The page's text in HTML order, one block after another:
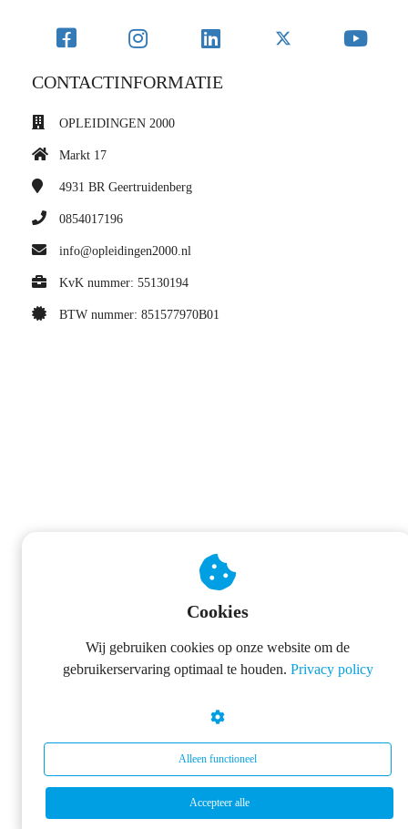
CONTACTINFORMATIE
OPLEIDINGEN 2000
Markt 17
4931 BR Geertruidenberg
0854017196
info@opleidingen2000.nl
KvK nummer: 55130194
BTW nummer: 851577970B01
Cookies
Wij gebruiken cookies op onze website om de
gebruikerservaring optimaal te houden. Privacy policy
Alleen functioneel
Accepteer alle